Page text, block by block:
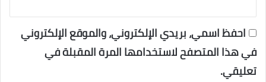
احفظ اسمي، بريدي الإلكتروني، والموقع الإلكتروني
في هذا المتصفح لاستخدامها المرة المقبلة في
تعليقي.